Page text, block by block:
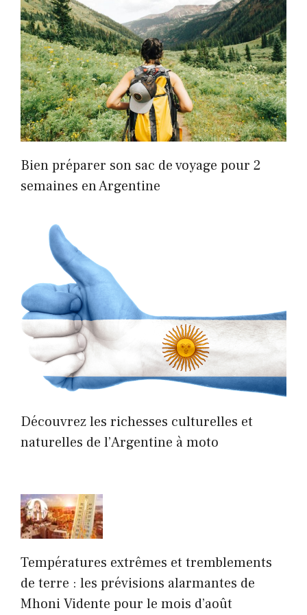
Bien préparer son sac de voyage pour 2
semaines en Argentine
Découvrez les richesses culturelles et
naturelles de l’Argentine à moto
Températures extrêmes et tremblements
de terre : les prévisions alarmantes de
Mhoni Vidente pour le mois d’août